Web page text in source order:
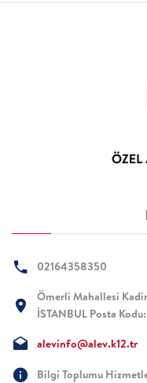
02164358350
Ömerli Mahallesi
İSTANBUL Posta
alevinfo@alev.k12.tr
Bilgi Toplumu